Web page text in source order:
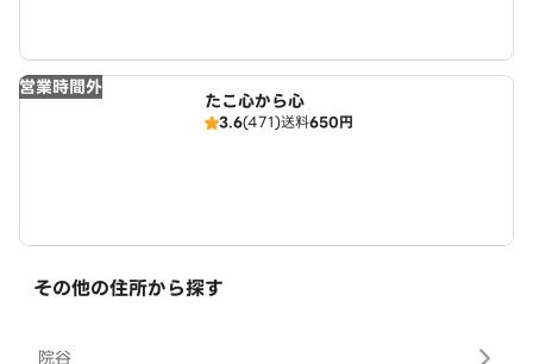
営業時間外
たこ心から心
3.6(471)送料650円
その他の住所から探す
院谷